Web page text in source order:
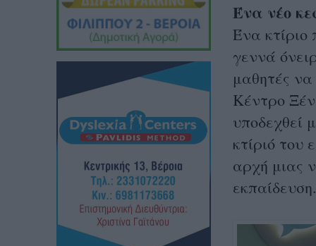
Ένα νέο
Ένα
γεννά
μαθητές
Κέντρο
υποδεχθεί
κτίριό του
αρχή μιας
εκπαίδευση.